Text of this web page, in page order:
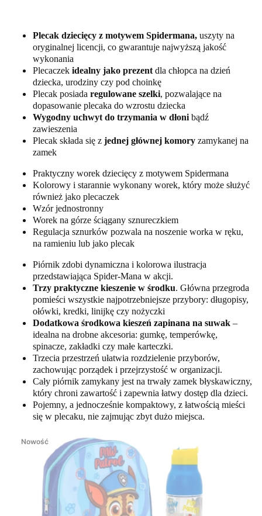
Plecak dziecięcy z motywem Spidermana, uszyty na
oryginalnej licencji, co gwarantuje najwyższą jakość
wykonania
Plecaczek idealny jako prezent dla chłopca na dzień
dziecka, urodziny czy pod choinkę
Plecak posiada regulowane szelki, pozwalające na
dopasowanie plecaka do wzrostu dziecka
Wygodny uchwyt do trzymania w dłoni bądź
zawieszenia
Plecak składa się z jednej głównej komory zamykanej na
zamek
Praktyczny worek dziecięcy z motywem Spidermana
Kolorowy i starannie wykonany worek, który może służyć
również jako plecaczek
Wzór jednostronny
Worek na górze ściągany sznureczkiem
Regulacja sznurków pozwala na noszenie worka w ręku,
na ramieniu lub jako plecak
Piórnik zdobi dynamiczna i kolorowa ilustracja
przedstawiająca Spider-Mana w akcji.
Trzy praktyczne kieszenie w środku. Główna przegroda
pomieści wszystkie najpotrzebniejsze przybory: długopisy,
ołówki, kredki, linijkę czy nożyczki
Dodatkowa środkowa kieszeń zapinana na suwak –
idealna na drobne akcesoria: gumkę, temperówkę,
spinacze, zakładki czy małe karteczki.
Trzecia przestrzeń ułatwia rozdzielenie przyborów,
zachowując porządek i przejrzystość w organizacji.
Cały piórnik zamykany jest na trwały zamek błyskawiczny,
który chroni zawartość i zapewnia łatwy dostęp dla dzieci.
Pojemny, a jednocześnie kompaktowy, z łatwością mieści
się w plecaku, nie zajmując zbyt dużo miejsca.
Nowość